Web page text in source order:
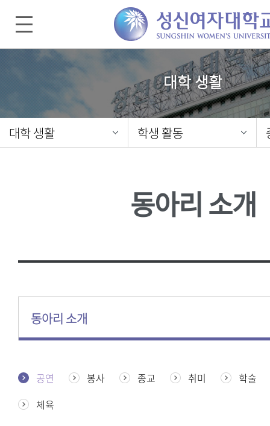
대학 생활
대학 생활 학생 활동
동아리 소개
동아리 소개
공연 봉사 종교 취미
학술
체육